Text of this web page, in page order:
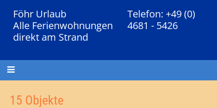
Föhr Urlaub
Alle Ferienwohnungen
direkt am Strand
Telefon: +49 (0)
4681 - 5426
15 Objekte